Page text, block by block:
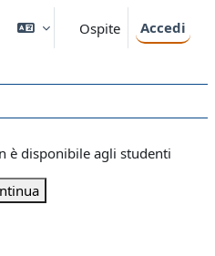
Ospite Accedi
è disponibile agli studenti